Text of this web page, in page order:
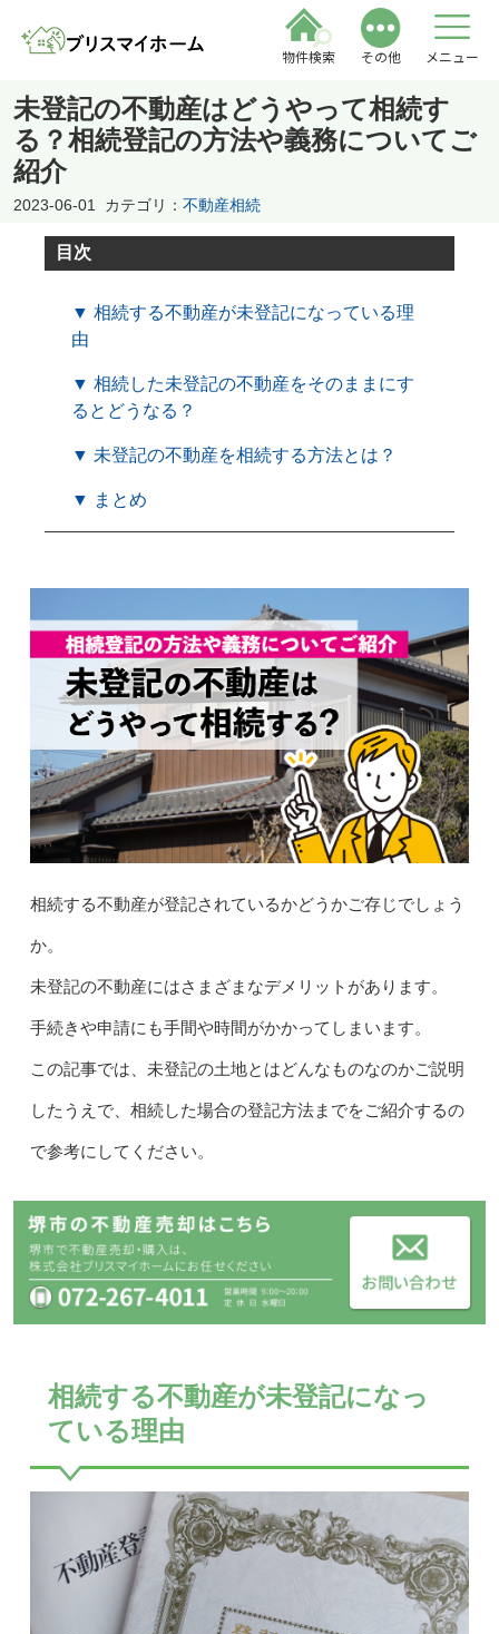
物件検索 その他 メニュー
未登記の不動産はどうやって相続す
る？相続登記の方法や義務についてご
紹介
2023-06-01 カテゴリ： 不動産相続
目次
▼ 相続する不動産が未登記になっている理
由
▼ 相続した未登記の不動産をそのままにす
るとどうなる？
▼ 未登記の不動産を相続する方法とは？
▼ まとめ
相続する不動産が登記されているかどうかご存じでしょう
か。
未登記の不動産にはさまざまなデメリットがあります。
手続きや申請にも手間や時間がかかってしまいます。
この記事では、未登記の土地とはどんなものなのかご説明
したうえで、相続した場合の登記方法までをご紹介するの
で参考にしてください。
相続する不動産が未登記になっ
ている理由